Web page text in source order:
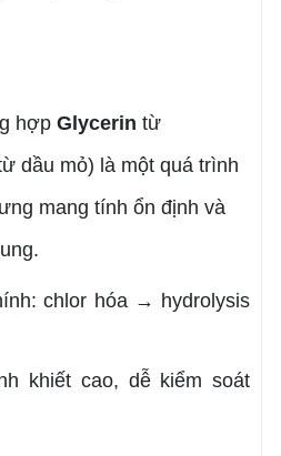
hợp Glycerin từ
dầu mỏ) là một quá trình
mang tính ổn định và
chlor hóa → hydrolysis
khiết cao, dễ kiểm soát